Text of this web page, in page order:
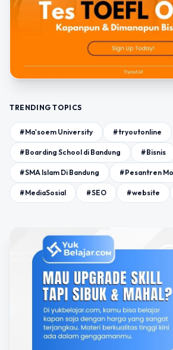
TRENDING TOPICS
#Ma'soem University #tryoutonline
#Boarding School di Bandung #Bisnis
#SMA Islam Di Bandung #Pesantren
#MediaSosial #SEO #website